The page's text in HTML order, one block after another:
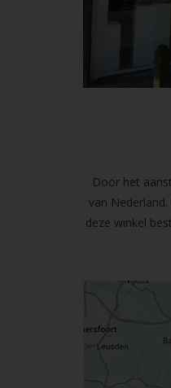
Door het
van Nederland.
deze winkel